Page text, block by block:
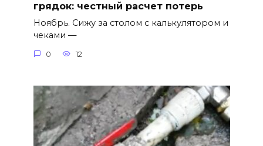
грядок: честный расчет потерь
Ноябрь. Сижу за столом с калькулятором и
чеками —
0 12